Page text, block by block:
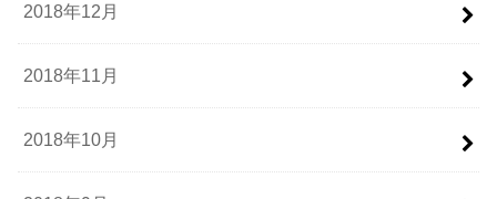
2018年12月
2018年11月
2018年10月